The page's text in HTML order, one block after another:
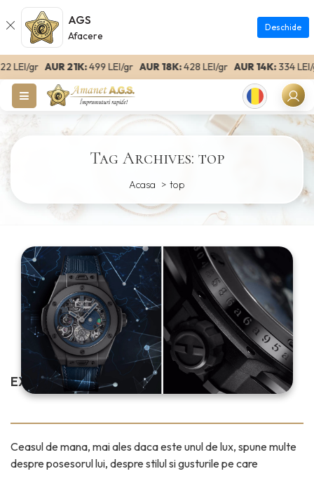
AGS
Afacere
Deschide
LEI/grAUR 21K:499 LEI/grAUR 18K:428 LEI/grAUR 14K:334 LEI/
Romanian
Tag Archives: top
Acasa top
EXACT LA TIMP
Ceasul de mana, mai ales daca este unul de lux, spune multe
despre posesorul lui, despre stilul si gusturile pe care